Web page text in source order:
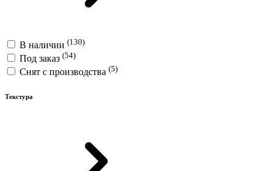
В наличии (130)
Под заказ (54)
Снят с производства (5)
Текстура